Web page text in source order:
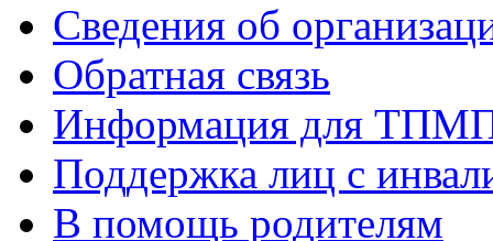
Сведения об
Обратная связь
Информация для
Поддержка лиц с
В помощь родителям